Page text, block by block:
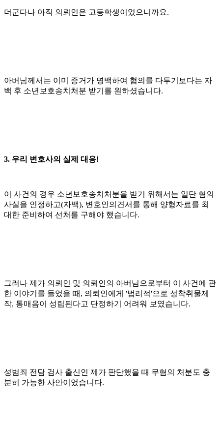
더군다나 아직 의뢰인은 고등학생이었으니까요.
아버님께서는 이미 증거가 명백하여 혐의를 다투기보다는 자
백 후 소년보호송치처분 받기를 원하셨습니다.
3. 우리 변호사의 실제 대응!
이 사건의 경우 소년보호송치처분을 받기 위해서는 일단 혐의
사실을 인정하고(자백), 변호인의견서를 통해 양형자료를 최
대한 준비하여 선처를 구해야 했습니다.
그러나 제가 의뢰인 및 의뢰인의 아버님으로부터 이 사건에 관
한 이야기를 들었을 때, 의뢰인에게 '법리적'으로 성착취물제
작, 통매음이 성립된다고 단정하기 어려워 보였습니다.
성범죄 전담 검사 출신인 제가 판단했을 때 무혐의 처분도 충
분히 가능한 사안이었습니다.